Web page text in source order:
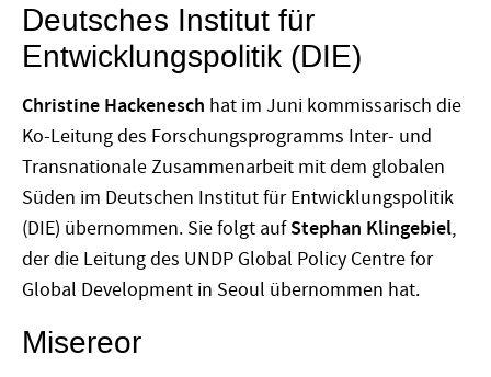
Deutsches Institut für
Entwicklungspolitik (DIE)
Christine Hackenesch hat im Juni kommissarisch die
Ko-Leitung des Forschungsprogramms Inter- und
Transnationale Zusammenarbeit mit dem globalen
Süden im Deutschen Institut für Entwicklungspolitik
(DIE) übernommen. Sie folgt aufStephan Klingebiel,
der die Leitung des UNDP Global Policy Centre for
Global Development in Seoul übernommen hat.
Misereor